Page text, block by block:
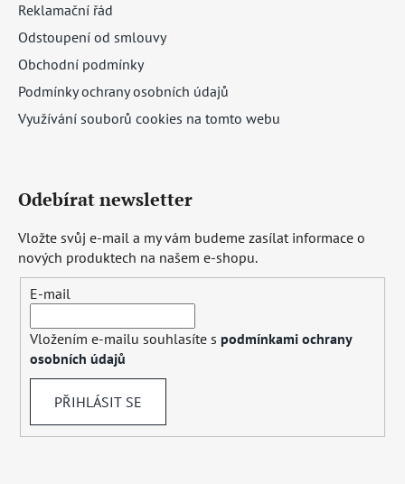
Reklamační řád
Odstoupení od smlouvy
Obchodní podmínky
Podmínky ochrany osobních údajů
Využívání souborů cookies na tomto webu
Odebírat newsletter
Vložte svůj e-mail a my vám budeme zasílat informace o
nových produktech na našem e-shopu.
E-mail
Vložením e-mailu souhlasíte s podmínkami ochrany
osobních údajů
PŘIHLÁSIT SE